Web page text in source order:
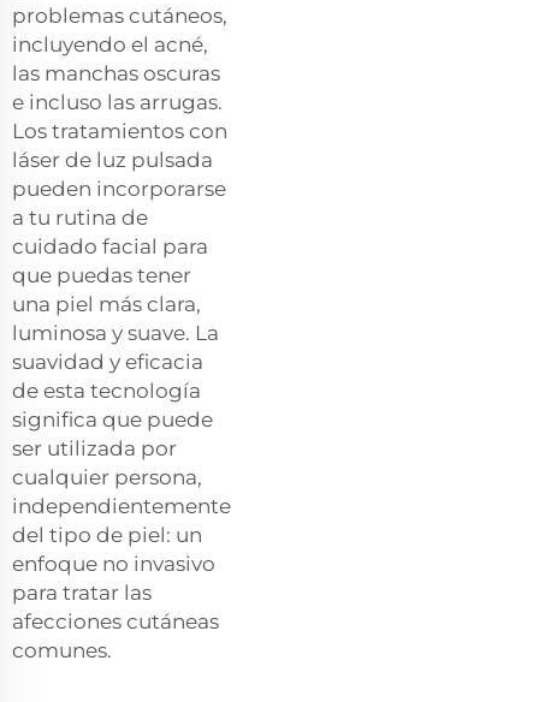
problemas cutáneos,
incluyendo el acné,
las manchas oscuras
e incluso las arrugas.
Los tratamientos con
láser de luz pulsada
pueden incorporarse
a tu rutina de
cuidado facial para
que puedas tener
una piel más clara,
luminosa y suave. La
suavidad y eficacia
de esta tecnología
significa que puede
ser utilizada por
cualquier persona,
independientemente
del tipo de piel: un
enfoque no invasivo
para tratar las
afecciones cutáneas
comunes.